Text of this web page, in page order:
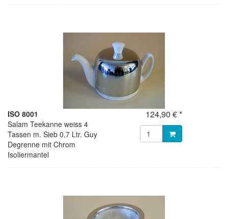
ISO 8001
Salam Teekanne weiss 4
Tassen m. Sieb 0,7 Ltr. Guy
Degrenne mit Chrom
Isoliermantel
124,90 € *